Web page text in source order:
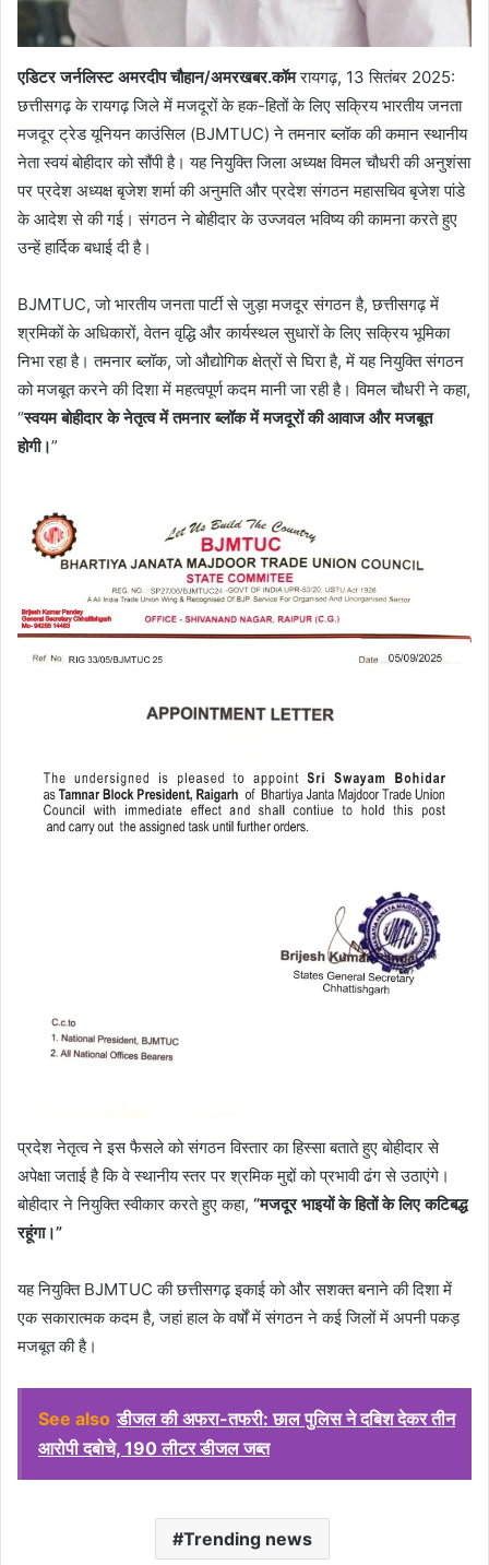
एडिटर जर्नलिस्ट अमरदीप चौहान/अमरखबर.कॉमरायगढ़, 13 सितंबर 2025:
छत्तीसगढ़ के रायगढ़ जिले में मजदूरों के हक-हितों के लिए सक्रिय भारतीय जनता
मजदूर ट्रेड यूनियन काउंसिल (BJMTUC) ने तमनार ब्लॉक की कमान स्थानीय
नेता स्वयं बोहीदार को सौंपी है। यह नियुक्ति जिला अध्यक्ष विमल चौधरी की अनुशंसा
पर प्रदेश अध्यक्ष बृजेश शर्मा की अनुमति और प्रदेश संगठन महासचिव बृजेश पांडे
के आदेश से की गई। संगठन ने बोहीदार के उज्जवल भविष्य की कामना करते हुए
उन्हें हार्दिक बधाई दी है।
BJMTUC, जो भारतीय जनता पार्टी से जुड़ा मजदूर संगठन है, छत्तीसगढ़ में
श्रमिकों के अधिकारों, वेतन वृद्धि और कार्यस्थल सुधारों के लिए सक्रिय भूमिका
निभा रहा है। तमनार ब्लॉक, जो औद्योगिक क्षेत्रों से घिरा है, में यह नियुक्ति संगठन
को मजबूत करने की दिशा में महत्वपूर्ण कदम मानी जा रही है। विमल चौधरी ने कहा,
“स्वयम बोहीदार के नेतृत्व में तमनार ब्लॉक में मजदूरों की आवाज और मजबूत
होगी।”
प्रदेश नेतृत्व ने इस फैसले को संगठन विस्तार का हिस्सा बताते हुए बोहीदार से
अपेक्षा जताई है कि वे स्थानीय स्तर पर श्रमिक मुद्दों को प्रभावी ढंग से उठाएंगे।
बोहीदार ने नियुक्ति स्वीकार करते हुए कहा, “मजदूर भाइयों के हितों के लिए कटिबद्ध
रहूंगा।”
यह नियुक्ति BJMTUC की छत्तीसगढ़ इकाई को और सशक्त बनाने की दिशा में
एक सकारात्मक कदम है, जहां हाल के वर्षों में संगठन ने कई जिलों में अपनी पकड़
मजबूत की है।
See also डीजल की अफरा-तफरी: छाल पुलिस ने दबिश देकर तीन
आरोपी दबोचे, 190 लीटर डीजल जब्त
Trending news